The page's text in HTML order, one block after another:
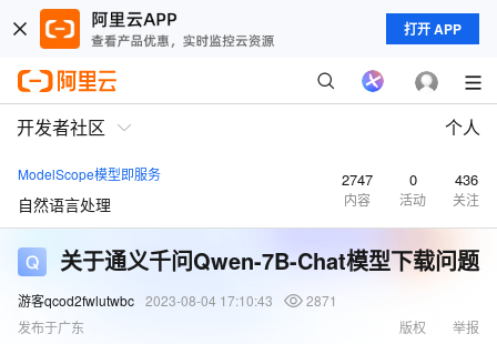
打开 APP
开发者社区 个人
ModelScope模型即服务
自然语言处理
2747
内容
0
活动
436
关注
关于通义千问Qwen-7B-Chat模型下载问题
游客qcod2fwlutwbc 2023-08-04 17:10:43
2871
发布于广东
举报
版权